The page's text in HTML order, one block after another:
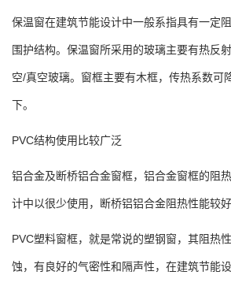
保温窗在建筑节能设计中一般系指具有一定
围护结构。保温窗所采用的玻璃主要有热反
空/真空玻璃。窗框主要有木框，传热系数可
下。
PVC结构使用比较广泛
铝合金及断桥铝合金窗框，铝合金窗框的阻
计中以很少使用，断桥铝铝合金阻热性能较
PVC塑料窗框，就是常说的塑钢窗，其阻热
蚀，有良好的气密性和隔声性，在建筑节能